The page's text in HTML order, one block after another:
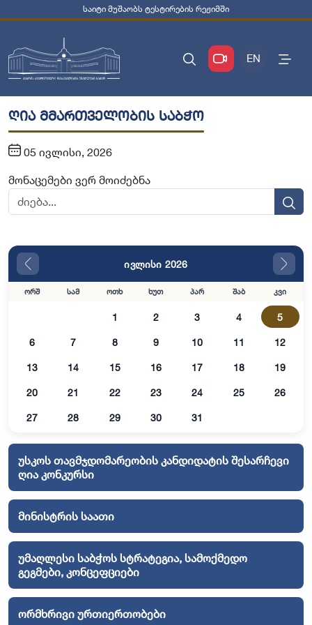
საიტი მუშაობს ტესტირების რეჟიმში
EN
ღია მმართველობის საბჭო
05 ივლისი, 2026
მონაცემები ვერ მოიძებნა
ივლისი 2026
ორშ სამ ოთხ ხუთ პარ შაბ კვი
1 2 3 4 5
6 7 8 9 10 11 12
13 14 15 16 17 18 19
20 21 22 23 24 25 26
27 28 29 30 31
უსკოს თავმჯდომარეობის კანდიდატის შესარჩევი
ღია კონკურსი
მინისტრის საათი
უმაღლესი საბჭოს სტრატეგია, სამოქმედო
გეგმები, კონცეფციები
ორმხრივი ურთიერთობები